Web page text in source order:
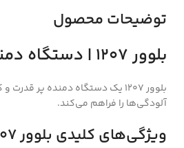
توضیحات محصول
بلوور 1207 | دستگاه دمنده قوی برای نظافت صنعتی و محیطی
بلوور 1207 یک دستگاه دمنده
آلودگی‌ها را فراهم می‌کند.
ویژگی‌های کلیدی بلوور 1207